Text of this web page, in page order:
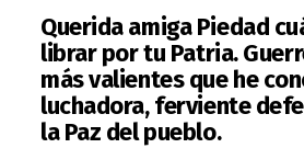
Querida amiga Piedad
librar por tu Patria.
más valientes que he
luchadora, ferviente
la Paz del pueblo.